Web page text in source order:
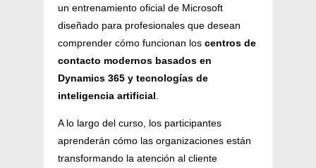
un entrenamiento oficial de Microsoft
diseñado para profesionales que desean
comprender cómo funcionan loscentros de
contacto modernos basados en
Dynamics 365 y tecnologías de
inteligencia artificial
A lo largo del curso, los participantes
aprenderán cómo las organizaciones están
transformando la atención al cliente